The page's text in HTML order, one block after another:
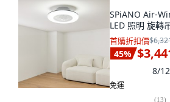
SPiANO Air-
LED 照明 旋轉
首購折扣價
45%
8/
免運
(13)